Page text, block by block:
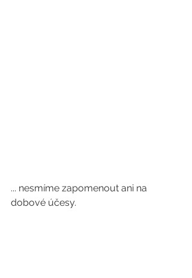
... nesmíme zapomenout ani na
dobové účesy.